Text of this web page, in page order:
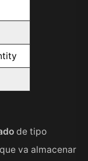
de tipo
va almacenar